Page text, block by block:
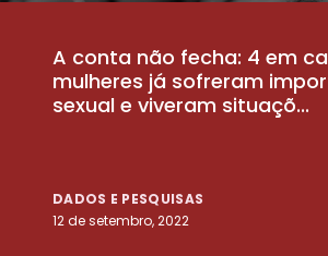
A conta não fecha: 4 em
mulheres já sofreram
sexual e viveram situaçõ...
DADOS E PESQUISAS
12 de setembro, 2022